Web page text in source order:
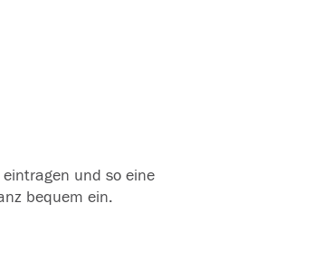
und so eine
bequem ein.